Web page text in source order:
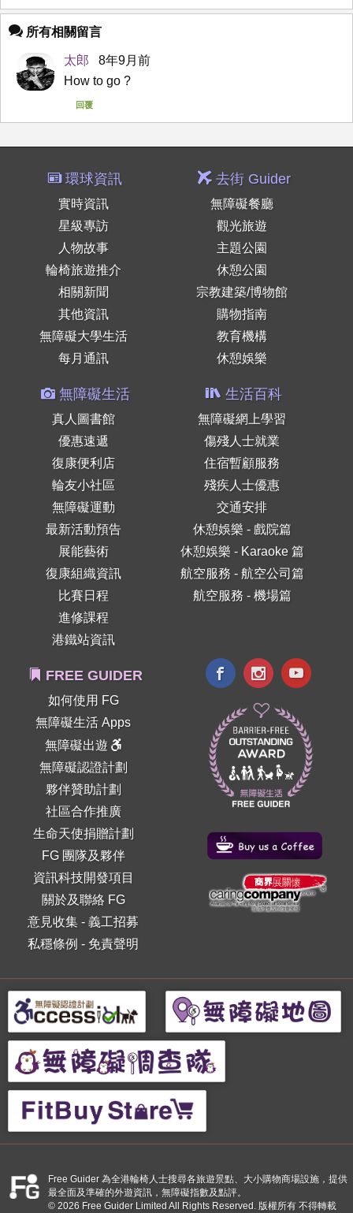
所有相關留言
太郎
8年9月前
How to go ?
回覆
環球資訊
實時資訊
星級專訪
人物故事
輪椅旅遊推介
相關新聞
其他資訊
無障礙大學生活
每月通訊
去街 Guider
無障礙餐廳
觀光旅遊
主題公園
休憩公園
宗教建築/博物館
購物指南
教育機構
休憩娛樂
無障礙生活
真人圖書館
優惠速遞
復康便利店
輪友小社區
無障礙運動
最新活動預告
展能藝術
復康組織資訊
比賽日程
進修課程
港鐵站資訊
生活百科
無障礙網上學習
傷殘人士就業
住宿暫顧服務
殘疾人士優惠
交通安排
休憩娛樂 - 戲院篇
休憩娛樂 - Karaoke 篇
航空服務 - 航空公司篇
航空服務 - 機場篇
FREE GUIDER
如何使用 FG
無障礙生活 Apps
無障礙出遊
無障礙認證計劃
夥伴贊助計劃
社區合作推廣
生命天使捐贈計劃
FG 團隊及夥伴
資訊科技開發項目
關於及聯絡 FG
意見收集 -義工招募
私穩條例 - 免責聲明
Free Guider 為全港輪椅人士搜尋各旅遊景點、大小購物商場設施，提供
最全面及準確的外遊資訊，無障礙指數及點評。
© 2026 Free Guider Limited All Rights Reserved. 版權所有 不得轉載